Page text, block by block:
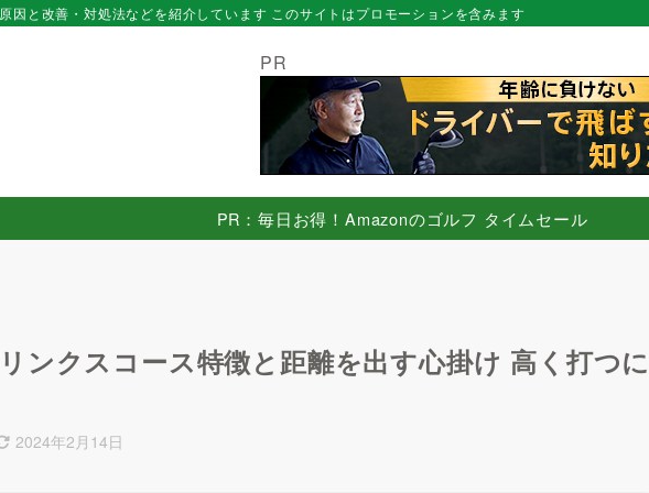
因と改善・対処法などを紹介しています このサイトはプロモーションを含みます
PR
PR：毎日お得！Amazonのゴルフ タイムセール
ンクスコース特徴と距離を出す心掛け 高く打つ
2024年2月14日